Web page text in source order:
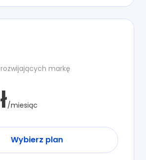
markę
/miesiąc
Wybierz plan